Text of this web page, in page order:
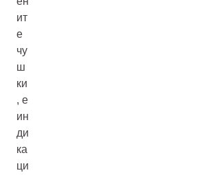
ит
е
чу
ш
ки
, е
ин
ди
ка
ци